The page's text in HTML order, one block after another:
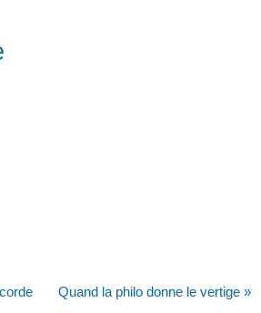
Quand la philo donne le vertige »